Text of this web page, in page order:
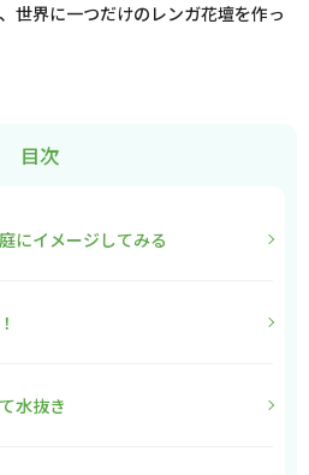
世界に一つだけのレンガ花壇を作っ
目次
にイメージしてみる
水抜き